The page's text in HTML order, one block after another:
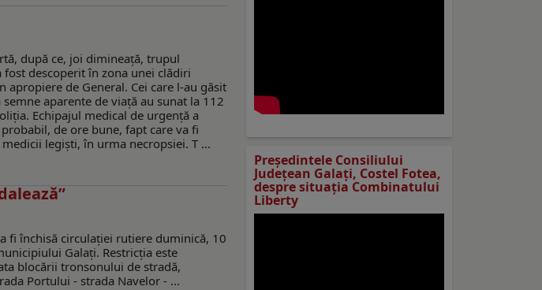
după ce, joi dimineață, trupul
descoperit în zona unei clădiri
apropiere de General. Cei care l-au găsit
aparente de viață au sunat la 112
Echipajul medical de urgență a
de ore bune, fapt care va fi
legiști, în urma necropsiei. T ...
fi închisă circulației rutiere duminică, 10
Galaţi. Restricţia este
blocării tronsonului de stradă,
Portului - strada Navelor - ...
Preşedintele Consiliului
Judeţean Galaţi, Costel Fotea,
despre situaţia Combinatului
Liberty